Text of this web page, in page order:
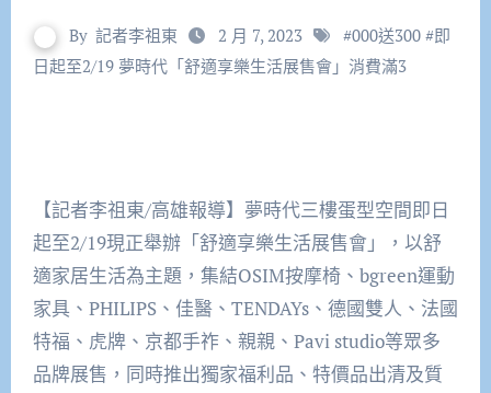
By 記者李祖東 2 月 7, 2023 #000送300 #即
日起至2/19 夢時代「舒適享樂生活展售會」消費滿3
【記者李祖東/高雄報導】夢時代三樓蛋型空間即日
起至2/19現正舉辦「舒適享樂生活展售會」，以舒
適家居生活為主題，集結OSIM按摩椅、bgreen運動
家具、PHILIPS、佳醫、TENDAYs、德國雙人、法國
特福、虎牌、京都手祚、親親、Pavi studio等眾多
品牌展售，同時推出獨家福利品、特價品出清及質